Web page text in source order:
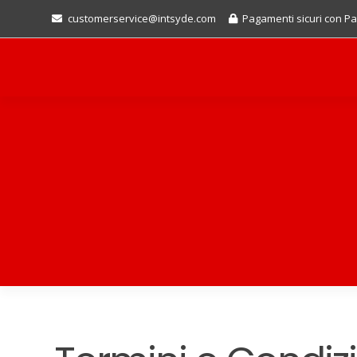
customerservice@intsyde.com Pagamenti sicuri con